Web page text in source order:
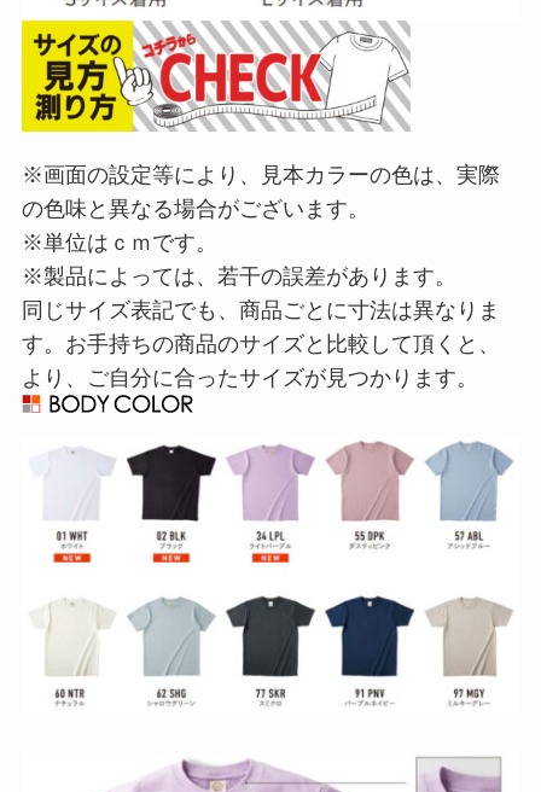
※画面の設定等により、見本カラーの色は、実際
の色味と異なる場合がございます。
※単位はｃｍです。
※製品によっては、若干の誤差があります。
同じサイズ表記でも、商品ごとに寸法は異なりま
す。お手持ちの商品のサイズと比較して頂くと、
より、ご自分に合ったサイズが見つかります。